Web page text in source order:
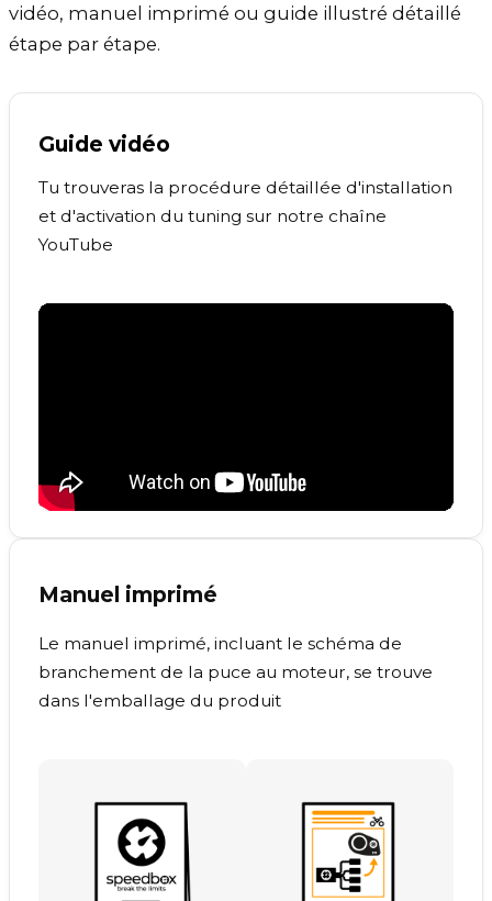
vidéo, manuel imprimé ou guide illustré détaillé
étape par étape.
Guide vidéo
Tu trouveras la procédure détaillée d'installation
et d'activation du tuning sur notre chaîne
YouTube
Manuel imprimé
Le manuel imprimé, incluant le schéma de
branchement de la puce au moteur, se trouve
dans l'emballage du produit